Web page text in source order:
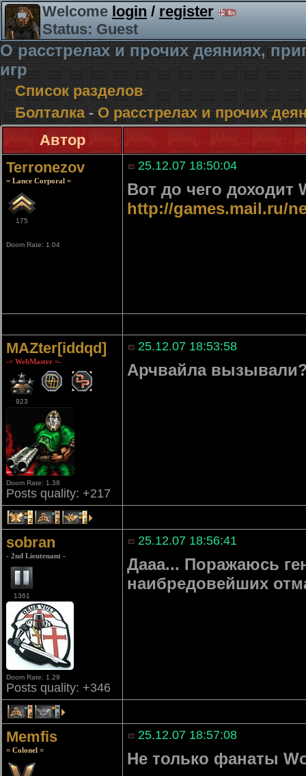
Welcome login/register
Status: Guest
О расстрелах и прочих деяниях,
игр
Список разделов
Болталка-О расстрелах и прочих
Автор
Terronezov
= Lance Corporal =
175
Doom Rate: 1.04
25.12.07 18:50:04
Вот до чего доходит
http://games.mail.ru/
MAZter[iddqd]
-= WebMaster =-
923
Doom Rate: 1.38
Posts quality: +217
25.12.07 18:53:58
Арчвайла
2 2 1
sobran
- 2nd Lieutenant -
1361
Doom Rate: 1.29
Posts quality: +346
25.12.07 18:56:41
Дааа... Поражаюсь
наибредовейших
4 1
Memfis
= Colonel =
25.12.07 18:57:08
Не только фанаты